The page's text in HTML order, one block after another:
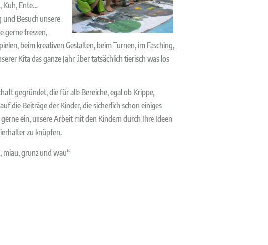
Kuh, Ente…
Besuch unsere
gerne fressen,
beim kreativen Gestalten, beim Turnen, im Fasching,
Kita das ganze Jahr über tatsächlich tierisch was los
gegründet, die für alle Bereiche, egal ob Krippe,
die Beiträge der Kinder, die sicherlich schon einiges
ein, unsere Arbeit mit den Kindern durch Ihre Ideen
zu knüpfen.
miau, grunz und wau“